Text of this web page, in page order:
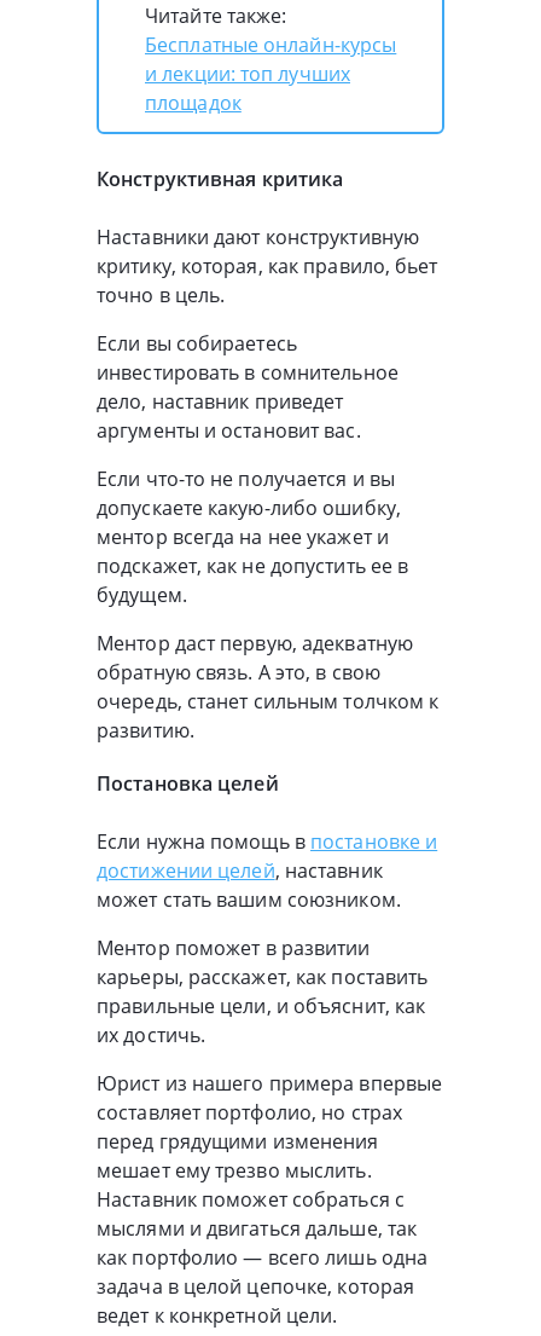
Читайте также:
Бесплатные онлайн-курсы
и лекции: топ лучших
площадок
Конструктивная критика
Наставники дают конструктивную
критику, которая, как правило, бьет
точно в цель.
Если вы собираетесь
инвестировать в сомнительное
дело, наставник приведет
аргументы и остановит вас.
Если что-то не получается и вы
допускаете какую-либо ошибку,
ментор всегда на нее укажет и
подскажет, как не допустить ее в
будущем.
Ментор даст первую, адекватную
обратную связь. А это, в свою
очередь, станет сильным толчком к
развитию.
Постановка целей
Если нужна помощь в постановке и
достижении целей, наставник
может стать вашим союзником.
Ментор поможет в развитии
карьеры, расскажет, как поставить
правильные цели, и объяснит, как
их достичь.
Юрист из нашего примера впервые
составляет портфолио, но страх
перед грядущими изменения
мешает ему трезво мыслить.
Наставник поможет собраться с
мыслями и двигаться дальше, так
как портфолио — всего лишь одна
задача в целой цепочке, которая
ведет к конкретной цели.